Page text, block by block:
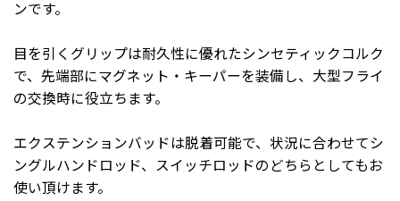
ンです。
目を引くグリップは耐久性に優れたシンセティックコルク
で、先端部にマグネット・キーパーを装備し、大型フライ
の交換時に役立ちます。
エクステンションバッドは脱着可能で、状況に合わせてシ
ングルハンドロッド、スイッチロッドのどちらとしてもお
使い頂けます。